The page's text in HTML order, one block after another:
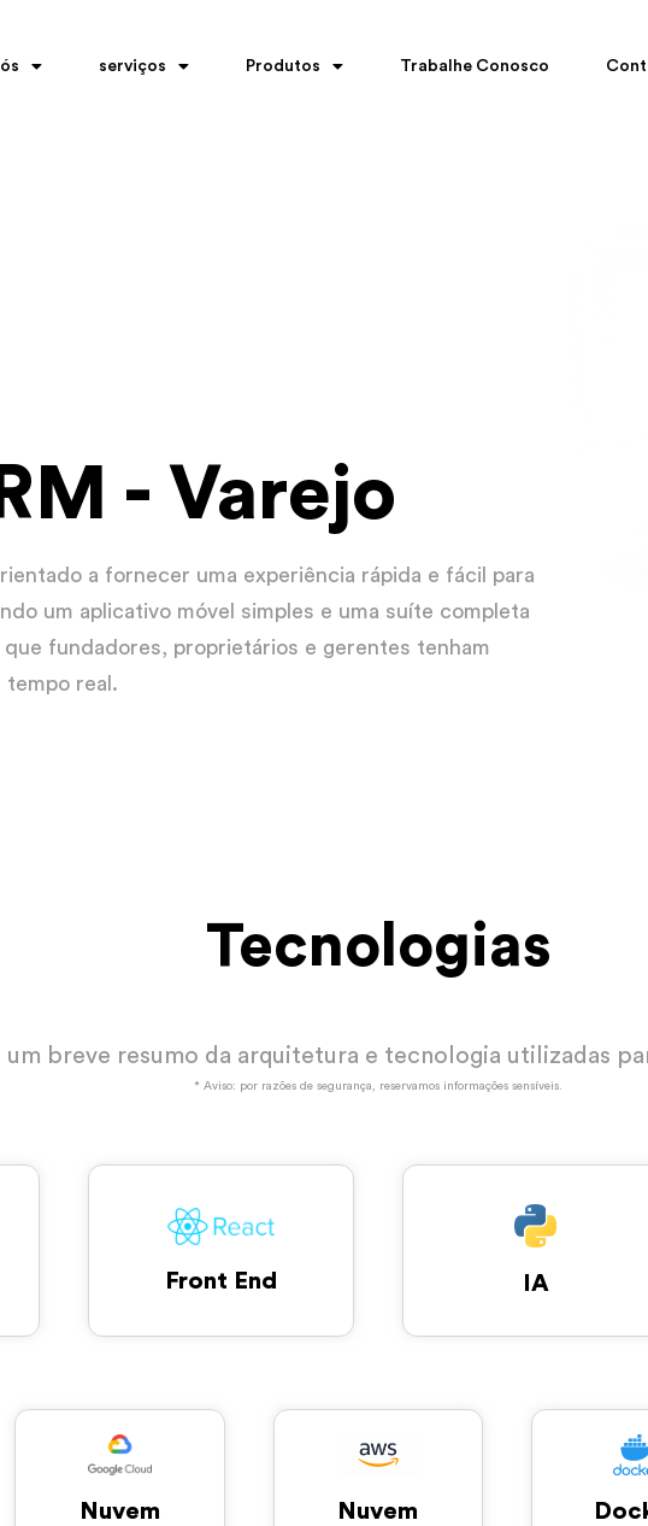
serviços Produtos Trabalhe Conosco
- Varejo
a fornecer uma experiência rápida e fácil para
um aplicativo móvel simples e uma suíte completa
fundadores, proprietários e gerentes tenham
tempo real.
Tecnologias
um breve resumo da arquitetura e tecnologia utilizadas
* Aviso: por razões de segurança, reservamos informações sensíveis.
Front End IA
Nuvem Nuvem